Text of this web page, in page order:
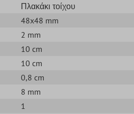
Πλακάκι τοίχου
48x48 mm
2 mm
10 cm
10 cm
0,8 cm
8 mm
1